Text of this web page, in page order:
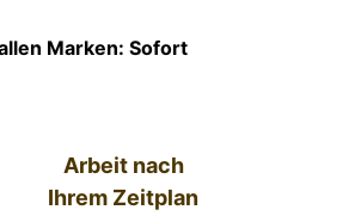
Marken: Sofort
Arbeit nach
Ihrem Zeitplan